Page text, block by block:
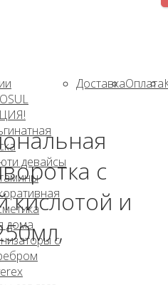
девайсы
дома
с
ДоставкаОплата
с
кислотой и